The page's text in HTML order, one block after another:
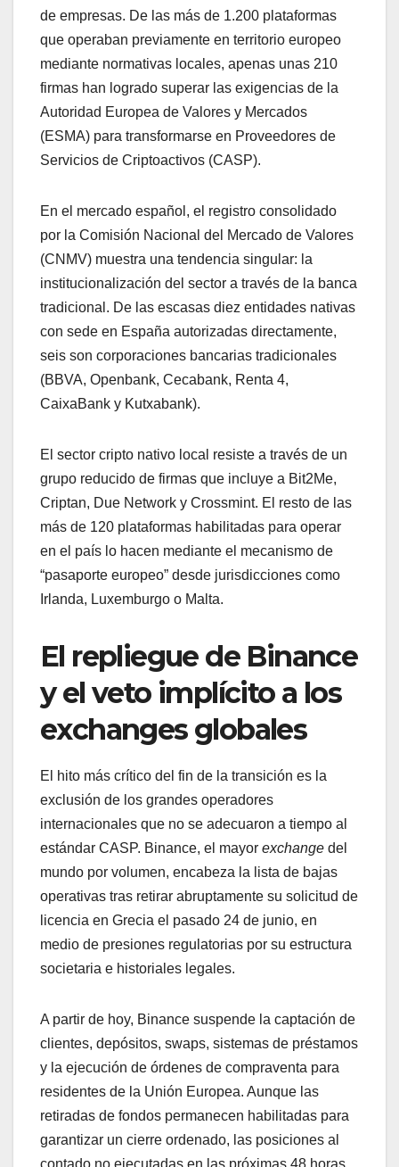
de empresas. De las más de 1.200 plataformas
que operaban previamente en territorio europeo
mediante normativas locales, apenas unas 210
firmas han logrado superar las exigencias de la
Autoridad Europea de Valores y Mercados
(ESMA) para transformarse en Proveedores de
Servicios de Criptoactivos (CASP).
En el mercado español, el registro consolidado
por la Comisión Nacional del Mercado de Valores
(CNMV) muestra una tendencia singular: la
institucionalización del sector a través de la banca
tradicional. De las escasas diez entidades nativas
con sede en España autorizadas directamente,
seis son corporaciones bancarias tradicionales
(BBVA, Openbank, Cecabank, Renta 4,
CaixaBank y Kutxabank).
El sector cripto nativo local resiste a través de un
grupo reducido de firmas que incluye a Bit2Me,
Criptan, Due Network y Crossmint. El resto de las
más de 120 plataformas habilitadas para operar
en el país lo hacen mediante el mecanismo de
“pasaporte europeo” desde jurisdicciones como
Irlanda, Luxemburgo o Malta.
El repliegue de Binance
y el veto implícito a los
exchanges globales
El hito más crítico del fin de la transición es la
exclusión de los grandes operadores
internacionales que no se adecuaron a tiempo al
estándar CASP. Binance, el mayor exchange del
mundo por volumen, encabeza la lista de bajas
operativas tras retirar abruptamente su solicitud de
licencia en Grecia el pasado 24 de junio, en
medio de presiones regulatorias por su estructura
societaria e historiales legales.
A partir de hoy, Binance suspende la captación de
clientes, depósitos, swaps, sistemas de préstamos
y la ejecución de órdenes de compraventa para
residentes de la Unión Europea. Aunque las
retiradas de fondos permanecen habilitadas para
garantizar un cierre ordenado, las posiciones al
contado no ejecutadas en las próximas 48 horas